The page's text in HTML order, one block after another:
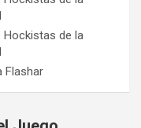
de la
Flashar